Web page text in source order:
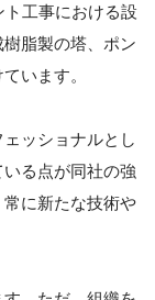
工事における設
脂製の塔、ポン
います。
ッショナルとし
る点が同社の強
に新たな技術や